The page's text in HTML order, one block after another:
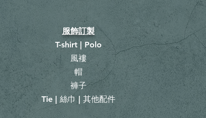
服飾訂製
T-shirt | Polo
風褸
帽
褲子
Tie | 絲巾 | 其他配件